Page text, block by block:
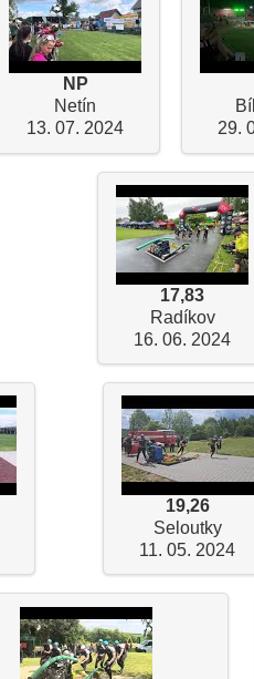
NP
Netín
13. 07. 2024
29.
17,83
Radíkov
16. 06. 2024
19,26
Seloutky
11. 05. 2024